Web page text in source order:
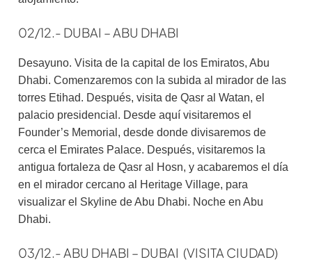
02/12.- DUBAI – ABU DHABI
Desayuno. Visita de la capital de los Emiratos, Abu
Dhabi. Comenzaremos con la subida al mirador de las
torres Etihad. Después, visita de Qasr al Watan, el
palacio presidencial. Desde aquí visitaremos el
Founder’s Memorial, desde donde divisaremos de
cerca el Emirates Palace. Después, visitaremos la
antigua fortaleza de Qasr al Hosn, y acabaremos el día
en el mirador cercano al Heritage Village, para
visualizar el Skyline de Abu Dhabi. Noche en Abu
Dhabi.
03/12.- ABU DHABI – DUBAI (VISITA CIUDAD)